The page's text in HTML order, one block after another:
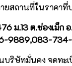
ยสถานที่ในราคาที่
ม.13 ต.ช่องเม็
9889,083-734-
นบริษัทมั่นคง จดทะ